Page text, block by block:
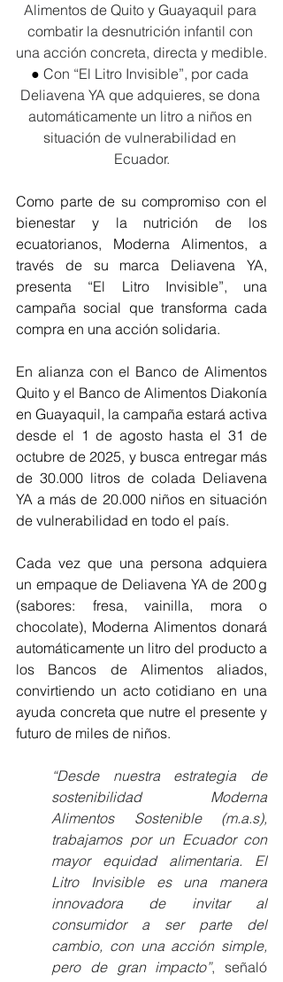
Alimentos de Quito y Guayaquil para
combatir la desnutrición infantil con
una acción concreta, directa y medible.
● Con “El Litro Invisible”, por cada
Deliavena YA que adquieres, se dona
automáticamente un litro a niños en
situación de vulnerabilidad en
Ecuador.
Como parte de su compromiso con el
bienestar y la nutrición de los
ecuatorianos, Moderna Alimentos, a
través de su marca Deliavena YA,
presenta “El Litro Invisible”, una
campaña social que transforma cada
compra en una acción solidaria.
En alianza con el Banco de Alimentos
Quito y el Banco de Alimentos Diakonía
en Guayaquil, la campaña estará activa
desde el 1 de agosto hasta el 31 de
octubre de 2025, y busca entregar más
de 30.000 litros de colada Deliavena
YA a más de 20.000 niños en situación
de vulnerabilidad en todo el país.
Cada vez que una persona adquiera
un empaque de Deliavena YA de 200 g
(sabores: fresa, vainilla, mora o
chocolate), Moderna Alimentos donará
automáticamente un litro del producto a
los Bancos de Alimentos aliados,
convirtiendo un acto cotidiano en una
ayuda concreta que nutre el presente y
futuro de miles de niños.
“Desde nuestra estrategia de
sostenibilidad Moderna
Alimentos Sostenible (m.a.s),
trabajamos por un Ecuador con
mayor equidad alimentaria. El
Litro Invisible es una manera
innovadora de invitar al
consumidor a ser parte del
cambio, con una acción simple,
pero de gran impacto”, señaló